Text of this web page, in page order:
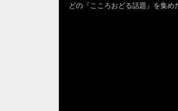
どの『こころおどる話題』を集め